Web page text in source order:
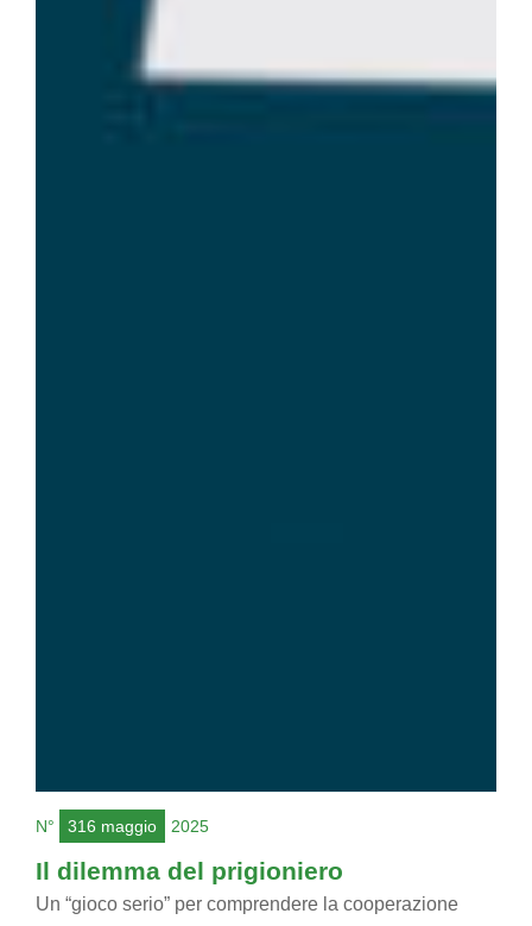
N° 316 maggio 2025
Il dilemma del prigioniero
Un “gioco serio” per comprendere la cooperazione